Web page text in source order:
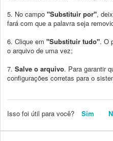
5. No campo "Substituir por",
fará com que a palavra seja
6. Clique em "Substituir tudo". O
o arquivo de uma vez;
7. Salve o arquivo. Para garantir
configurações corretas para o
Isso foi útil para você? Sim